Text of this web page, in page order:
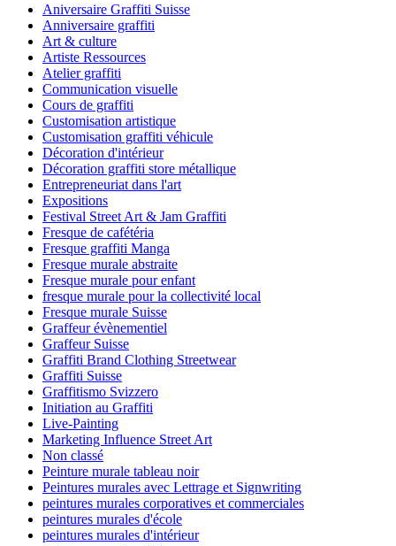
Aniversaire Graffiti Suisse
Anniversaire graffiti
Art & culture
Artiste Ressources
Atelier graffiti
Communication visuelle
Cours de graffiti
Customisation artistique
Customisation graffiti véhicule
Décoration d'intérieur
Décoration graffiti store métallique
Entrepreneuriat dans l'art
Expositions
Festival Street Art & Jam Graffiti
Fresque de cafétéria
Fresque graffiti Manga
Fresque murale abstraite
Fresque murale pour enfant
fresque murale pour la collectivité local
Fresque murale Suisse
Graffeur évènementiel
Graffeur Suisse
Graffiti Brand Clothing Streetwear
Graffiti Suisse
Graffitismo Svizzero
Initiation au Graffiti
Live-Painting
Marketing Influence Street Art
Non classé
Peinture murale tableau noir
Peintures murales avec Lettrage et Signwriting
peintures murales corporatives et commerciales
peintures murales d'école
peintures murales d'intérieur